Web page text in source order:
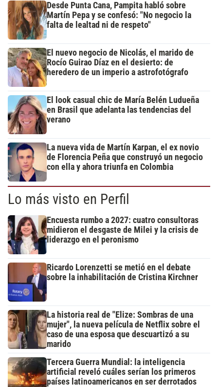
Desde Punta Cana, Pampita habló sobre
Martín Pepa y se confesó: "No negocio la
falta de lealtad ni de respeto"
El nuevo negocio de Nicolás, el marido de
Rocío Guirao Díaz en el desierto: de
heredero de un imperio a astrofotógrafo
El look casual chic de María Belén Ludueña
en Brasil que adelanta las tendencias del
verano
La nueva vida de Martín Karpan, el ex novio
de Florencia Peña que construyó un negocio
con ella y ahora triunfa en Colombia
Lo más visto en Perfil
Encuesta rumbo a 2027: cuatro consultoras
midieron el desgaste de Milei y la crisis de
liderazgo en el peronismo
Ricardo Lorenzetti se metió en el debate
sobre la inhabilitación de Cristina Kirchner
La historia real de "Elize: Sombras de una
mujer", la nueva película de Netflix sobre el
caso de una esposa que descuartizó a su
marido
Tercera Guerra Mundial: la inteligencia
artificial reveló cuáles serían los primeros
países latinoamericanos en ser derrotados